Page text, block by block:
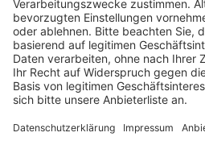
Veröffentlicht:Freitag, 29.07.2022
Anzeige
und nach dem Überfall